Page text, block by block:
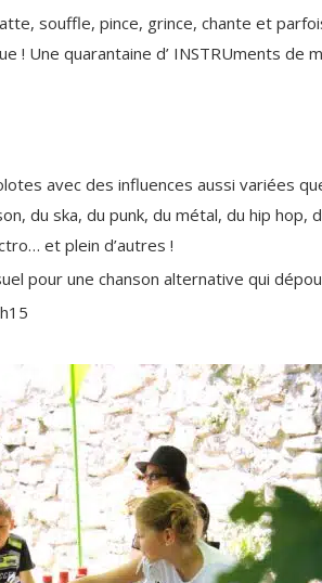
souffle, pince, grince, chante et
! Une quarantaine d’ INSTRUments de
avec des influences aussi variées
du ska, du punk, du métal, du hip hop,
et plein d’autres !
pour une chanson alternative qui